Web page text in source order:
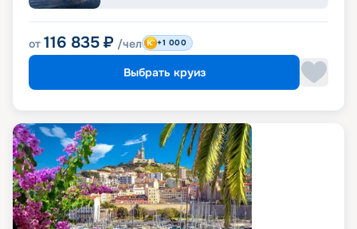
от 116 835 ₽ /чел +1 000
Выбрать круиз